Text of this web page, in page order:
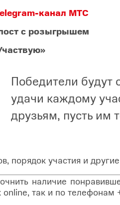
канал МТС
с розыгрышем
Победители будут
удачи каждому
друзьям, пусть им
порядок участия и
наличие
online, так и по телефонам